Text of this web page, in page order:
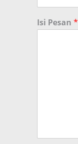
Isi Pesan *